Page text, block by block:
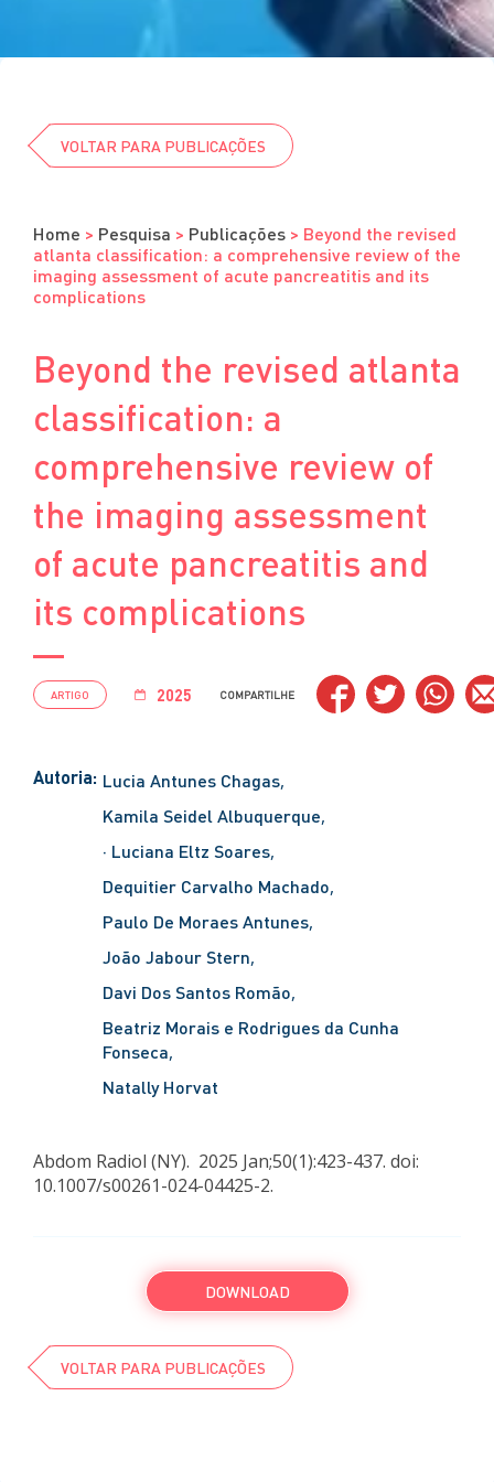
VOLTAR PARA PUBLICAÇÕES
Home > Pesquisa > Publicações > Beyond the revised
atlanta classification: a comprehensive review of the
imaging assessment of acute pancreatitis and its
complications
Beyond the revised atlanta
classification: a
comprehensive review of
the imaging assessment
of acute pancreatitis and
its complications
ARTIGO 2025 COMPARTILHE
Autoria: Lucia Antunes Chagas
Kamila Seidel Albuquerque
· Luciana Eltz Soares
Dequitier Carvalho Machado
Paulo De Moraes Antunes
João Jabour Stern
Davi Dos Santos Romão
Beatriz Morais e Rodrigues da Cunha
Fonseca
Natally Horvat
Abdom Radiol (NY). 2025 Jan;50(1):423-437. doi:
10.1007/s00261-024-04425-2.
DOWNLOAD
VOLTAR PARA PUBLICAÇÕES